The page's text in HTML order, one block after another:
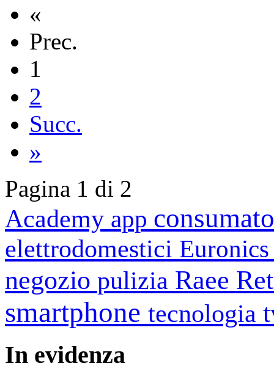
«
Prec.
1
2
Succ.
»
Pagina 1 di 2
Academy app
elettrodomestici
negozio pulizia Raee
smartphone tecnologia
In evidenza